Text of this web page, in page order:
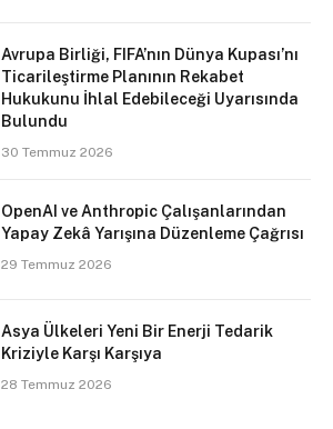
Avrupa Birliği, FIFA’nın Dünya Kupası’nı
Ticarileştirme Planının Rekabet
Hukukunu İhlal Edebileceği Uyarısında
Bulundu
30 Temmuz 2026
OpenAI ve Anthropic Çalışanlarından
Yapay Zekâ Yarışına Düzenleme Çağrısı
29 Temmuz 2026
Asya Ülkeleri Yeni Bir Enerji Tedarik
Kriziyle Karşı Karşıya
28 Temmuz 2026